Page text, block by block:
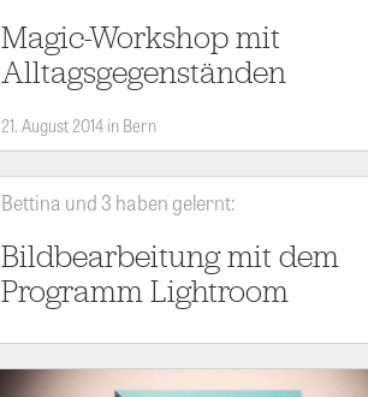
Magic-Workshop mit
Alltagsgegenständen
21. August 2014 in Bern
Bettina und 3 haben gelernt:
Bildbearbeitung mit dem
Programm Lightroom